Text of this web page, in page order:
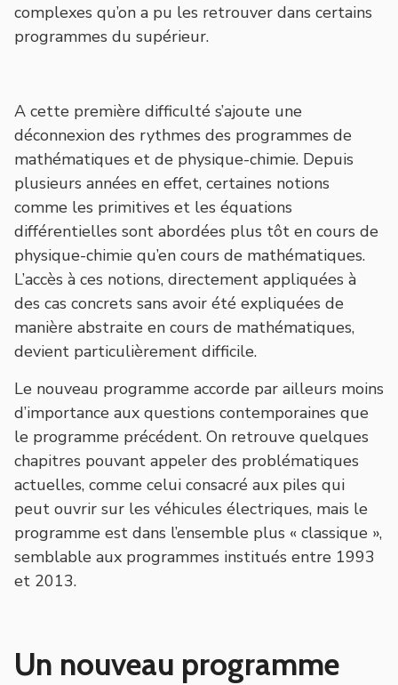
complexes qu’on a pu les retrouver dans certains
programmes du supérieur.
A cette première difficulté s’ajoute une
déconnexion des rythmes des programmes de
mathématiques et de physique-chimie. Depuis
plusieurs années en effet, certaines notions
comme les primitives et les équations
différentielles sont abordées plus tôt en cours de
physique-chimie qu’en cours de mathématiques.
L’accès à ces notions, directement appliquées à
des cas concrets sans avoir été expliquées de
manière abstraite en cours de mathématiques,
devient particulièrement difficile.
Le nouveau programme accorde par ailleurs moins
d’importance aux questions contemporaines que
le programme précédent. On retrouve quelques
chapitres pouvant appeler des problématiques
actuelles, comme celui consacré aux piles qui
peut ouvrir sur les véhicules électriques, mais le
programme est dans l’ensemble plus « classique »,
semblable aux programmes institués entre 1993
et 2013.
Un nouveau programme